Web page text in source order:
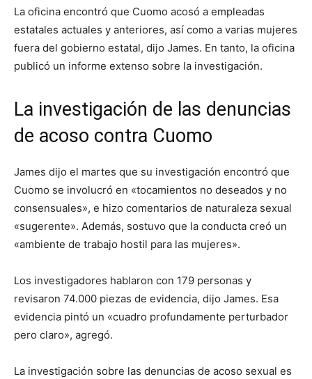
La oficina encontró que Cuomo acosó a empleadas
estatales actuales y anteriores, así como a varias mujeres
fuera del gobierno estatal, dijo James. En tanto, la oficina
publicó un informe extenso sobre la investigación.
La investigación de las denuncias
de acoso contra Cuomo
James dijo el martes que su investigación encontró que
Cuomo se involucró en «tocamientos no deseados y no
consensuales», e hizo comentarios de naturaleza sexual
«sugerente». Además, sostuvo que la conducta creó un
«ambiente de trabajo hostil para las mujeres».
Los investigadores hablaron con 179 personas y
revisaron 74.000 piezas de evidencia, dijo James. Esa
evidencia pintó un «cuadro profundamente perturbador
pero claro», agregó.
La investigación sobre las denuncias de acoso sexual es